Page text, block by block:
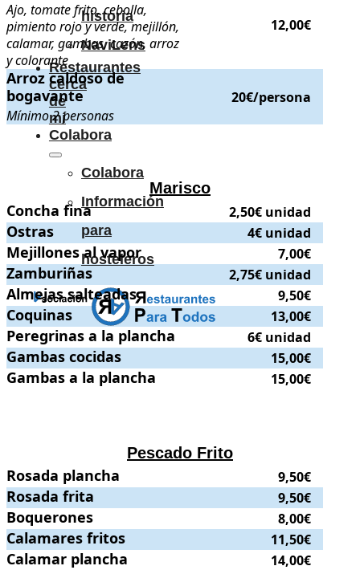
historia
NaviLens
Restaurantes
cerca
de
mí
Colabora
Colabora
Información
para
hosteleros
Ajo, tomate frito, cebolla,
pimiento rojo y verde, mejillón,
calamar, gambas, cazón, arroz
y colorante
12,00€
Arroz caldoso de bogavante
Arroz caldoso de
bogavante
Mínimo 2 personas
20€/persona
Marisco
Concha fina .. Precio:2,50€ unidad
Concha fina 2,50€ unidad
Ostras .. Precio:4€ unidad
Ostras 4€ unidad
Mejillones al vapor .. Precio:
Mejillones al vapor 7,00€
Zamburiñas .. Precio:2,75€ unidad
Zamburiñas 2,75€ unidad
Almejas salteadas .. Precio:
Almejas salteadas 9,50€
Coquinas .. Precio:13,00€ .
Coquinas 13,00€
Peregrinas a la plancha .. Precio:
Peregrinas a la plancha 6€ unidad
Gambas cocidas .. Precio:
Gambas cocidas 15,00€
Gambas a la plancha .. Precio:
Gambas a la plancha 15,00€
Pescado Frito
Rosada plancha .. Precio:
Rosada plancha 9,50€
Rosada frita .. Precio:
Rosada frita 9,50€
Boquerones .. Precio:
Boquerones 8,00€
Calamares fritos .. Precio:
Calamares fritos 11,50€
Calamar plancha .. Precio:
Calamar plancha 14,00€